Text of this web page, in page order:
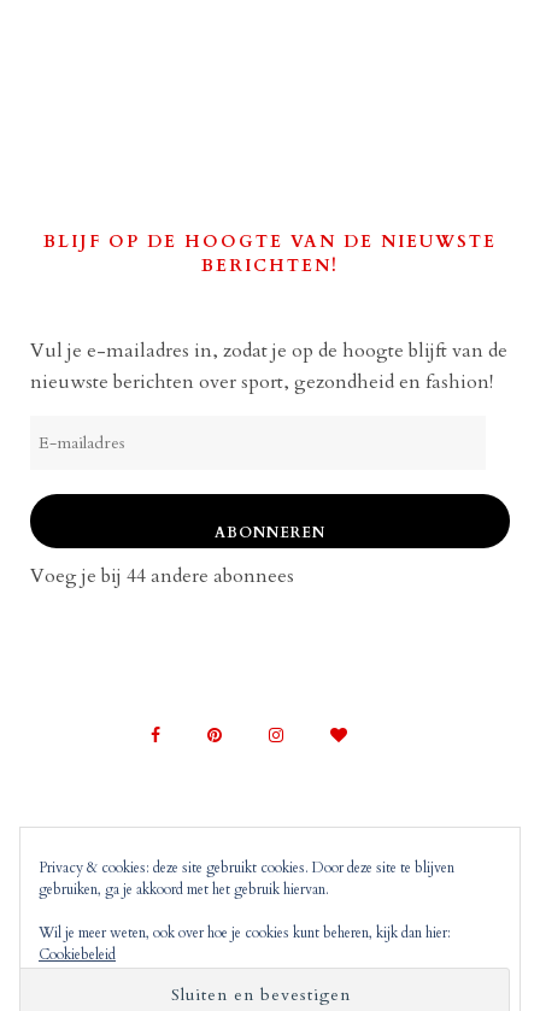
BLIJF OP DE HOOGTE VAN DE NIEUWSTE
BERICHTEN!
Vul je e-mailadres in, zodat je op de hoogte blijft van de
nieuwste berichten over sport, gezondheid en fashion!
mailadres
ABONNEREN
Voeg je bij 44 andere abonnees
© 2022 Mom on Top |Copyright, Disclaimer en
PrivacyverklaringMom on Top bevat advertenties en
‘monitized of affiliated’ links. Dit wil zeggen dat
wanneer jij op deze links klikt, wij hier mogelijk
Privacy & cookies: deze site gebruikt cookies. Door deze site te blijven
gebruiken, ga je akkoord met het gebruik hiervan.
Wil je meer weten, ook over hoe je cookies kunt beheren, kijk dan hier:
Cookiebeleid